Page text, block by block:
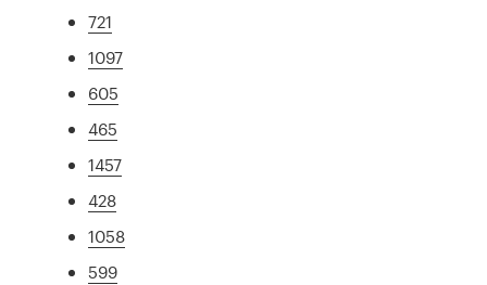
721
1097
605
465
1457
428
1058
599